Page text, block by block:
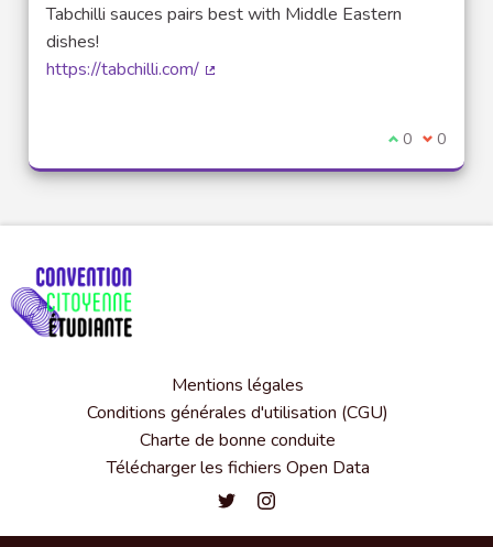
Tabchilli sauces pairs best with Middle Eastern
dishes!
https://tabchilli.com/
Je suis
0 Je ne
0
Mentions légales
Conditions générales d'utilisation (CGU)
Charte de bonne conduite
Télécharger les fichiers Open Data
Convention citoyenne étudiante
Convention citoyenne